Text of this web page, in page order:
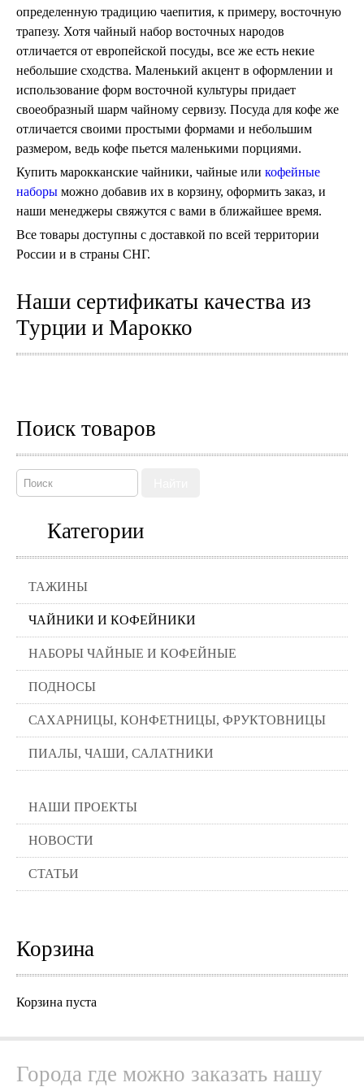
определенную традицию чаепития, к примеру, восточную
трапезу. Хотя чайный набор восточных народов
отличается от европейской посуды, все же есть некие
небольшие сходства. Маленький акцент в оформлении и
использование форм восточной культуры придает
своеобразный шарм чайному сервизу. Посуда для кофе же
отличается своими простыми формами и небольшим
размером, ведь кофе пьется маленькими порциями.
Купить марокканские чайники, чайные или кофейные
наборы можно добавив их в корзину, оформить заказ, и
наши менеджеры свяжутся с вами в ближайшее время.
Все товары доступны с доставкой по всей территории
России и в страны СНГ.
Наши сертификаты качества из
Турции и Марокко
Поиск товаров
Категории
ТАЖИНЫ
ЧАЙНИКИ И КОФЕЙНИКИ
НАБОРЫ ЧАЙНЫЕ И КОФЕЙНЫЕ
ПОДНОСЫ
САХАРНИЦЫ, КОНФЕТНИЦЫ, ФРУКТОВНИЦЫ
ПИАЛЫ, ЧАШИ, САЛАТНИКИ
НАШИ ПРОЕКТЫ
НОВОСТИ
СТАТЬИ
Корзина
Корзина пуста
Города где можно заказать нашу